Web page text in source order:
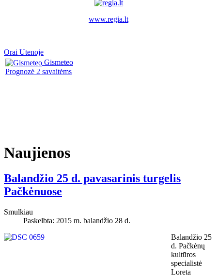
www.regia.lt
Orai Utenoje
Gismeteo
Prognozė 2 savaitėms
Naujienos
Balandžio 25 d. pavasarinis turgelis
Pačkėnuose
Smulkiau
Paskelbta: 2015 m. balandžio 28 d.
Balandžio 25
d. Pačkėnų
kultūros
specialistė
Loreta